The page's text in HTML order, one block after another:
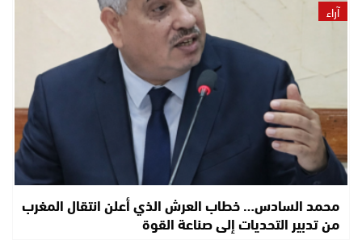
آراء
محمد السادس… خطاب العرش الذي أعلن انتقال المغرب
من تدبير التحديات إلى صناعة القوة